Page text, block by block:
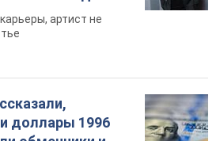
артист не
доллары 1996